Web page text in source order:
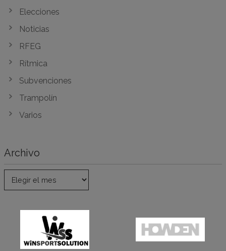
Elecciones
Noticias
RFEG
Rítmica
Subvenciones
Trampolín
Varios
Archivo